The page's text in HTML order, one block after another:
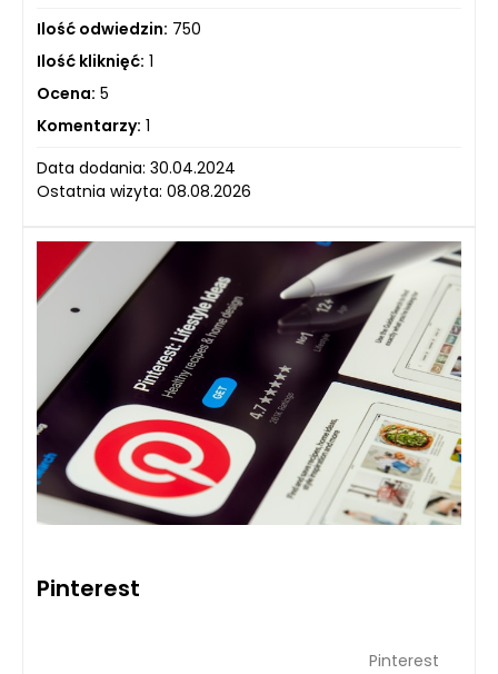
Ilość odwiedzin: 750
Ilość kliknięć: 1
Ocena: 5
Komentarzy: 1
Data dodania: 30.04.2024
Ostatnia wizyta: 08.08.2026
Pinterest
Pinterest